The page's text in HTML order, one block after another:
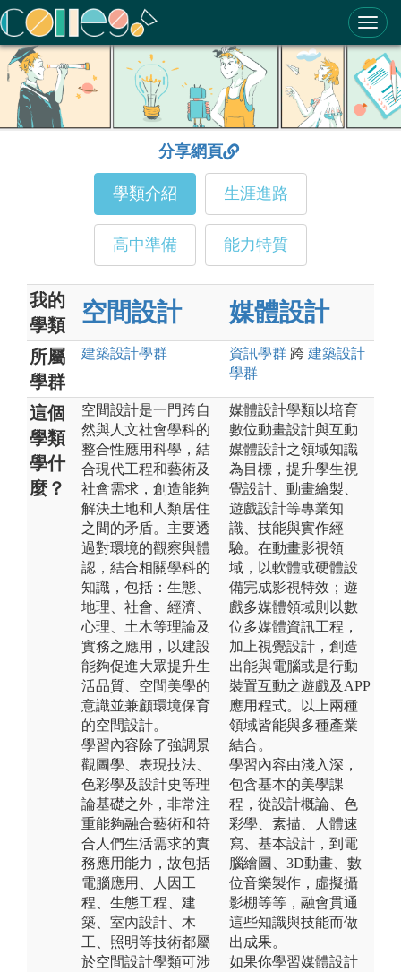
ColleGo! 大學選才與高中育才輔助系統
分享網頁
學類介紹 生涯進路
高中準備 能力特質
我的
學類
空間設計 媒體設計
所屬
學群
建築設計學群 資訊學群 跨 建築設計
學群
這個
學類
學什
麼？
空間設計是一門跨自
然與人文社會學科的
整合性應用科學，結
合現代工程和藝術及
社會需求，創造能夠
解決土地和人類居住
之間的矛盾。主要透
過對環境的觀察與體
認，結合相關學科的
知識，包括：生態、
地理、社會、經濟、
心理、土木等理論及
實務之應用，以建設
能夠促進大眾提升生
活品質、空間美學的
意識並兼顧環境保育
的空間設計。
學習內容除了強調景
觀圖學、表現技法、
色彩學及設計史等理
論基礎之外，非常注
重能夠融合藝術和符
合人們生活需求的實
務應用能力，故包括
電腦應用、人因工
程、生態工程、建
築、室內設計、木
工、照明等技術都屬
於空間設計學類可涉
媒體設計學類以培育
數位動畫設計與互動
媒體設計之領域知識
為目標，提升學生視
覺設計、動畫繪製、
遊戲設計等專業知
識、技能與實作經
驗。在動畫影視領
域，以軟體或硬體設
備完成影視特效；遊
戲多媒體領域則以數
位多媒體資訊工程，
加上視覺設計，創造
出能與電腦或是行動
裝置互動之遊戲及APP
應用程式。以上兩種
領域皆能與多種產業
結合。
學習內容由淺入深，
包含基本的美學課
程，從設計概論、色
彩學、素描、人體速
寫、基本設計，到電
腦繪圖、3D動畫、數
位音樂製作，虛擬攝
影棚等等，融會貫通
這些知識與技能而做
出成果。
如果你學習媒體設計